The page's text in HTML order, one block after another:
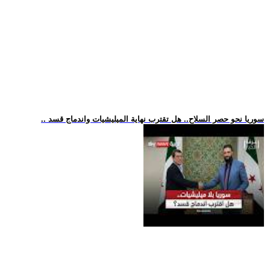
.. سوريا نحو حصر السلاح.. هل تقترب نهاية الميليشيات واندماج قسد